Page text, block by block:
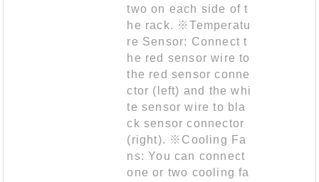
two on each side of t
he rack. ※Temperatu
re Sensor: Connect t
he red sensor wire to
the red sensor conne
ctor (left) and the whi
te sensor wire to bla
ck sensor connector
(right). ※Cooling Fa
ns: You can connect
one or two cooling fa